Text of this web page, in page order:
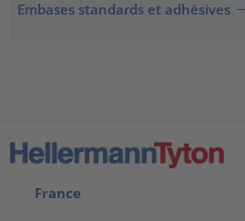
Embases standards et adhésives
France